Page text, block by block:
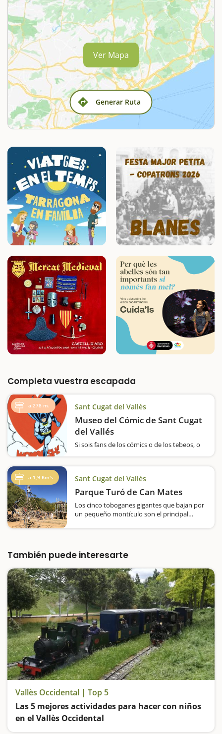
Generar Ruta
Ver Mapa
Completa vuestra escapada
a 278 m. Sant Cugat del Vallès
Museo del Cómic de Sant Cugat
del Vallés
Si sois fans de los cómics o de los tebeos, o
a 1,9 Km's Sant Cugat del Vallès
Parque Turó de Can Mates
Los cinco toboganes gigantes que bajan por
un pequeño montículo son el principal
convierten…
También puede interesarte
Vallès Occidental | Top 5
Las 5 mejores actividades para hacer con niños
en el Vallès Occidental